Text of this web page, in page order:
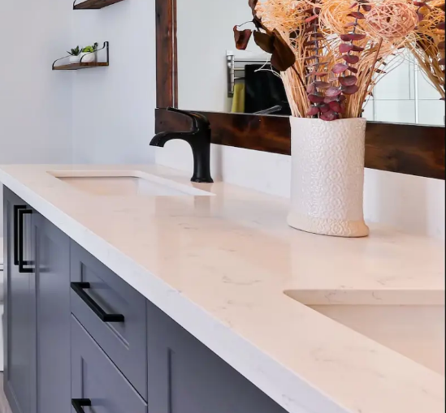
Rada wit geëpoxeerd r.v.s.
douchepaneel, voor koud of
Waterbesparend en robuust, met
Rada Pulse infraroodbediening en ½"
magneetventiel. Spoeltijd instelbaar,
cyclusspoeling instelbaar. Met
waterbesparende douchekop, type
Rada VR106RC. Met kogelafsluiter,
magneetventiel en flexibele
slangaansluiting ½” wartel. Extra
benodigd: Rada Pulse besturingskast
Toevoegen aan lijst
Rada V212 rvs
douchepaneel met hybride
Rada wit geëpoxeerd r.v.s.
douchepaneel voor koud of
voorgemengd water, type V212.
Waterbesparend en robuust,
zelfsluitend met piëzo
met magneetventiel en geïntegreerde
HEC batterij met levensduur van
minimaal 10 jaar. Met
waterbesparende douchekop, type
Rada VR106RC. Met afsluiter en
achteraansluiting.
Toevoegen aan lijst